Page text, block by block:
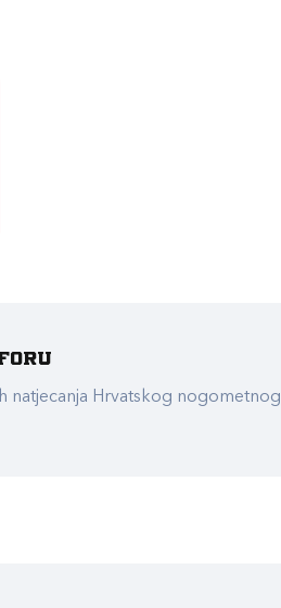
natjecanja Hrvatskog nogometnog